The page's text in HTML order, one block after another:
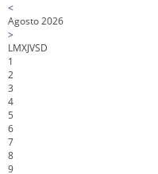
<
Agosto 2026
>
LMXJVSD
1
2
3
4
5
6
7
8
9